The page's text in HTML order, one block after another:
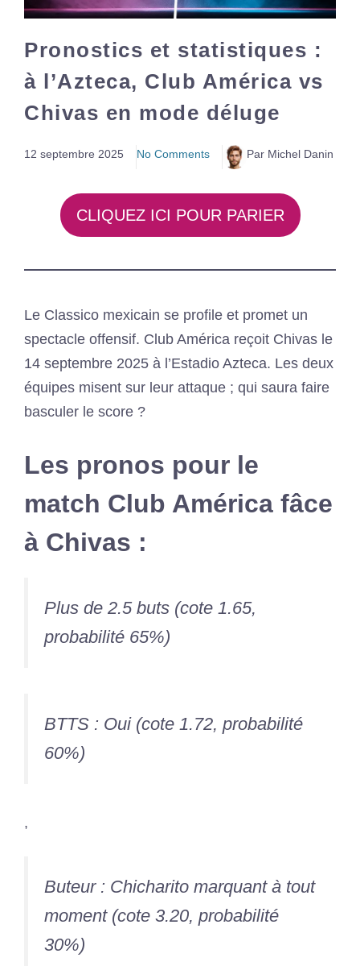
Pronostics et statistiques :
à l’Azteca, Club América vs
Chivas en mode déluge
12 septembre 2025 No Comments Par Michel Danin
CLIQUEZ ICI POUR PARIER
Le Classico mexicain se profile et promet un
spectacle offensif. Club América reçoit Chivas le
14 septembre 2025 à l’Estadio Azteca. Les deux
équipes misent sur leur attaque ; qui saura faire
basculer le score ?
Les pronos pour le
match Club América fâce
à Chivas :
Plus de 2.5 buts (cote 1.65,
probabilité 65%)
BTTS : Oui (cote 1.72, probabilité
60%)
,
Buteur : Chicharito marquant à tout
moment (cote 3.20, probabilité
30%)